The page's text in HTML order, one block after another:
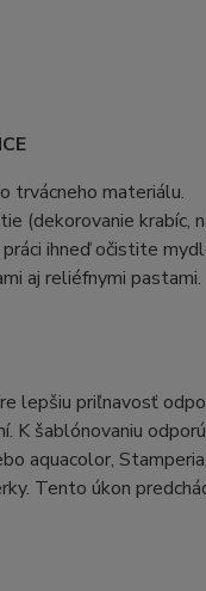
trvácneho materiálu.
(dekorovanie krabíc,
ihneď očistite
aj reliéfnymi pastami.
lepšiu priľnavosť
K šablónovaniu
aquacolor,
Tento úkon